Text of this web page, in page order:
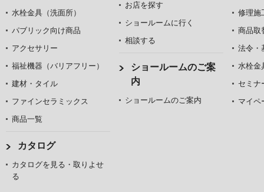
水栓金具（洗面所）
パブリック向け商品
アクセサリー
福祉機器（バリアフリー）
建材・タイル
ファインセラミックス
商品一覧
カタログ
カタログを見る・取りよせ
る
お店を探す
ショールームに行く
相談する
ショールームのご案
内
ショールームのご案内
修理施
商品取
法令・
水栓金
セミナ
マイペ